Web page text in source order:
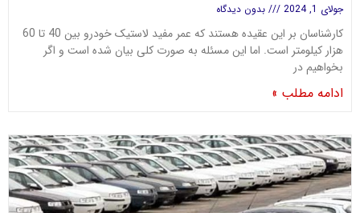
جولای 1, 2024 بدون دیدگاه
کارشناسان بر این عقیده هستند که عمر مفید لاستیک خودرو بین 40 تا 60
هزار کیلومتر است. اما این مسئله به صورت کلی بیان شده است و اگر
بخواهیم در
ادامه مطلب »